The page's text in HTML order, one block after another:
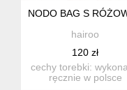
NODO BAG S
hairoo
120 zł
cechy torebki:
ręcznie w polsce